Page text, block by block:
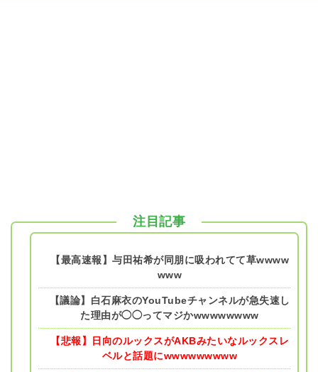
注目記事
【最高速報】与田祐希が同朋に吸われてて草wwww
www
【議論】白石麻衣のYouTubeチャンネルが急失速し
た理由が◯◯ってマジかwwwwwwww
【悲報】日向のルックスがAKBみたいなルックスレ
ベルと話題にwwwwwwwww